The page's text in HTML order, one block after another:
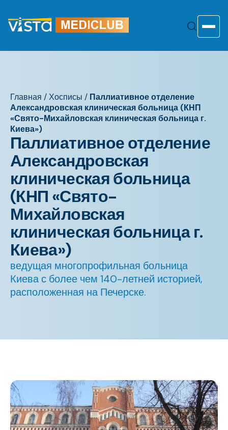
содержанию
Главная /Хосписы / Паллиативное отделение
Александровская клиническая больница (КНП
«Свято-Михайловская клиническая больница г.
Киева»)
Паллиативное отделение
Александровская
клиническая больница
(КНП «Свято-
Михайловская
клиническая больница г.
Киева»)
ведущая многопрофильная больница
Киева с более чем 140-летней историей,
расположенная на Печерске.